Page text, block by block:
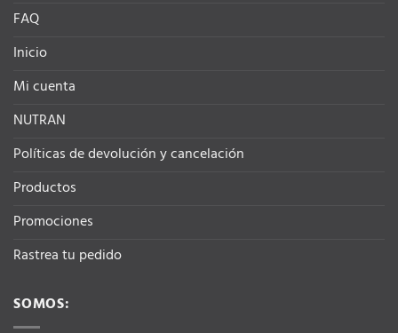
FAQ
Inicio
Mi cuenta
NUTRAN
Políticas de devolución y cancelación
Productos
Promociones
Rastrea tu pedido
SOMOS: